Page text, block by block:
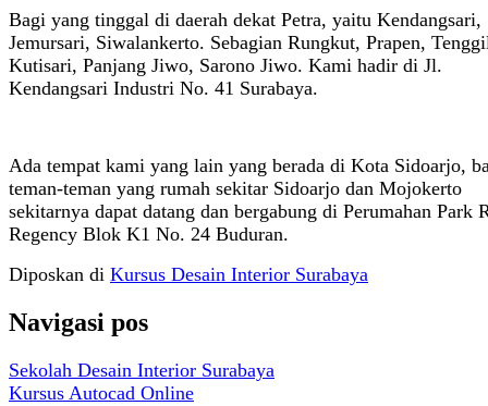
Bagi yang tinggal di daerah dekat Petra, yaitu Kendangsari,
Jemursari, Siwalankerto. Sebagian Rungkut, Prapen,
Kutisari, Panjang Jiwo, Sarono Jiwo. Kami hadir di Jl.
Kendangsari Industri No. 41 Surabaya.
Ada tempat kami yang lain yang berada di Kota Sidoarjo,
teman-teman yang rumah sekitar Sidoarjo dan Mojokerto
sekitarnya dapat datang dan bergabung di Perumahan Park
Regency Blok K1 No. 24 Buduran.
Diposkan di Kursus Desain Interior Surabaya
Navigasi pos
Sekolah Desain Interior Surabaya
Kursus Autocad Online